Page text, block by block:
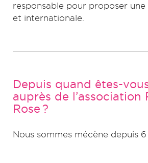
responsable pour proposer
et internationale.
Depuis quand êtes-
auprès de l’association
Rose ?
Nous sommes mécène depuis 6